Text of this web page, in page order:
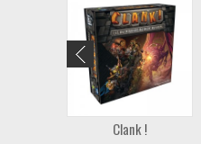
Clank !